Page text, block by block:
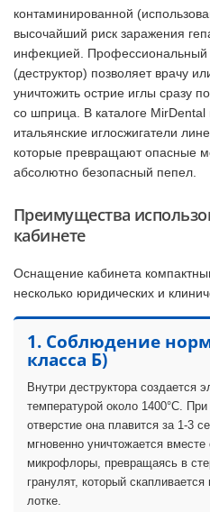
контаминированной
высочайший риск заражения
инфекцией. Профессиональный
(деструктор) позволяет врачу
уничтожить острие иглы сразу
со шприца. В каталоге
итальянские иглосжигатели
которые превращают опасные
абсолютно безопасный пепел.
Преимущества
кабинете
Оснащение кабинета
несколько юридических и
1. Соблюдение
класса Б)
Внутри деструктора создается
температурой около 1400°C.
отверстие она плавится за 1-3
мгновенно уничтожается вместе
микрофлоры, превращаясь в
гранулят, который
лотке.